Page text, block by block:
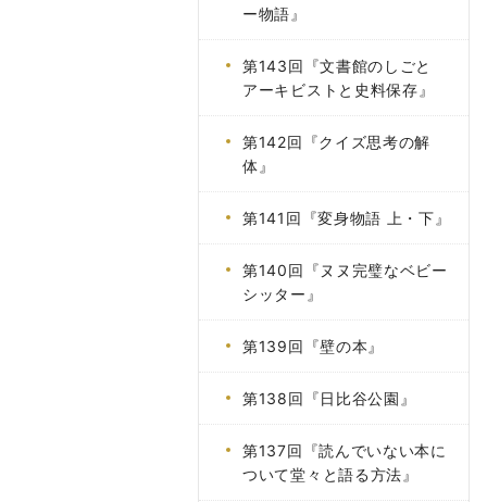
ー物語』
第143回『文書館のしごと
アーキビストと史料保存』
第142回『クイズ思考の解
体』
第141回『変身物語 上・下』
第140回『ヌヌ完璧なベビー
シッター』
第139回『壁の本』
第138回『日比谷公園』
第137回『読んでいない本に
ついて堂々と語る方法』